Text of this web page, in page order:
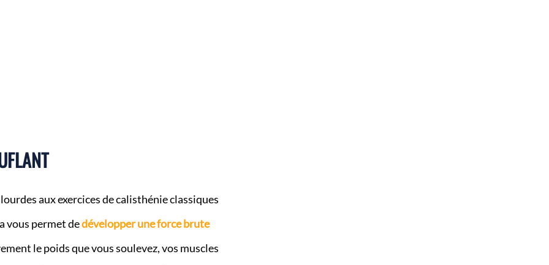
aux exercices de calisthénie classiques
vous permet dedévelopper une force brute
le poids que vous soulevez, vos muscles